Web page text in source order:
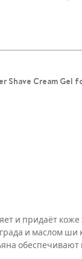
Cream Gel
и придаёт
и маслом